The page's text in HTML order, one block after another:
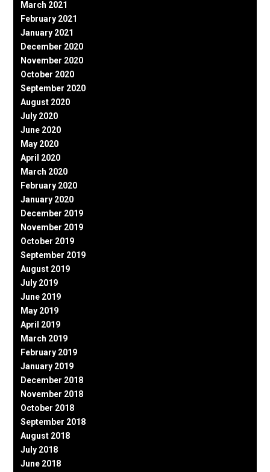
March 2021
February 2021
January 2021
December 2020
November 2020
October 2020
September 2020
August 2020
July 2020
June 2020
May 2020
April 2020
March 2020
February 2020
January 2020
December 2019
November 2019
October 2019
September 2019
August 2019
July 2019
June 2019
May 2019
April 2019
March 2019
February 2019
January 2019
December 2018
November 2018
October 2018
September 2018
August 2018
July 2018
June 2018